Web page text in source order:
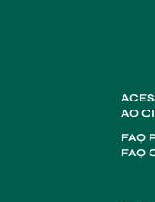
AO
FAQ
FAQ